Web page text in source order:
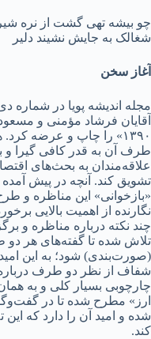
چو بیشه تهی گشت از نره شیر
شغالک به جایش نشیند دلیر
آغاز سخن
آقایان فرشاد مؤمنی و
۱۳۹۰» را چاپ و عرضه
طرف آن به قدر کافی گیرا و
علاقه‌مندان به بحث‌های
تشویق کند. آنچه در پیش
«بازخوانی» این مناظره و
نگارنده از اهمیت بالایی
چند نکته درباره مناظره و
تلاش شده تا گفته‌های هر
(صورت‌بندی) شود؛ به این امید
شفاف از نظر دو طرف درباره
چارچوبی بسیار کلی و به
ارز» مطرح شده تا در
شده و امید آن را دارد که
کند.